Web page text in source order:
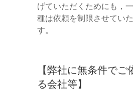
げていただくためにも，
種は依頼を制限させてい
す。
【弊社に無条件で
る会社等】